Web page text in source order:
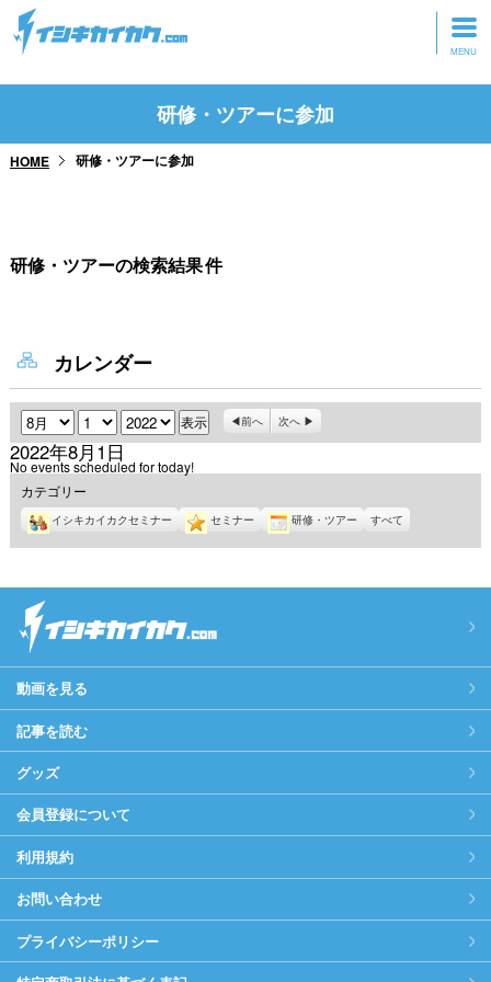
トップページ
研修・ツアーに参加
研修・ツアーに参加
HOME 研修・ツアーに参加
研修・ツアーの検索結果件
カレンダー
月 日 年 前へ 次へ
2022年8月1日
No events scheduled for today!
カテゴリー
イシキカイカクセミナー セミナー 研修・ツアー すべて
動画を見る
記事を読む
グッズ
会員登録について
利用規約
お問い合わせ
プライバシーポリシー